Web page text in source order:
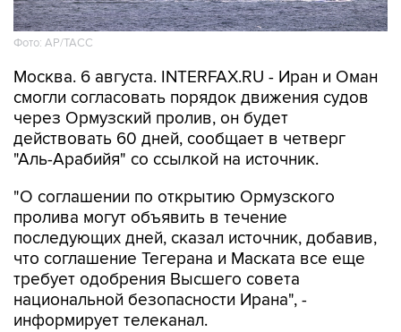
Фото: AP/ТАСС
Москва. 6 августа. INTERFAX.RU - Иран и Оман
смогли согласовать порядок движения судов
через Ормузский пролив, он будет
действовать 60 дней, сообщает в четверг
"Аль-Арабийя" со ссылкой на источник.
"О соглашении по открытию Ормузского
пролива могут объявить в течение
последующих дней, сказал источник, добавив,
что соглашение Тегерана и Маската все еще
требует одобрения Высшего совета
национальной безопасности Ирана", -
информирует телеканал.